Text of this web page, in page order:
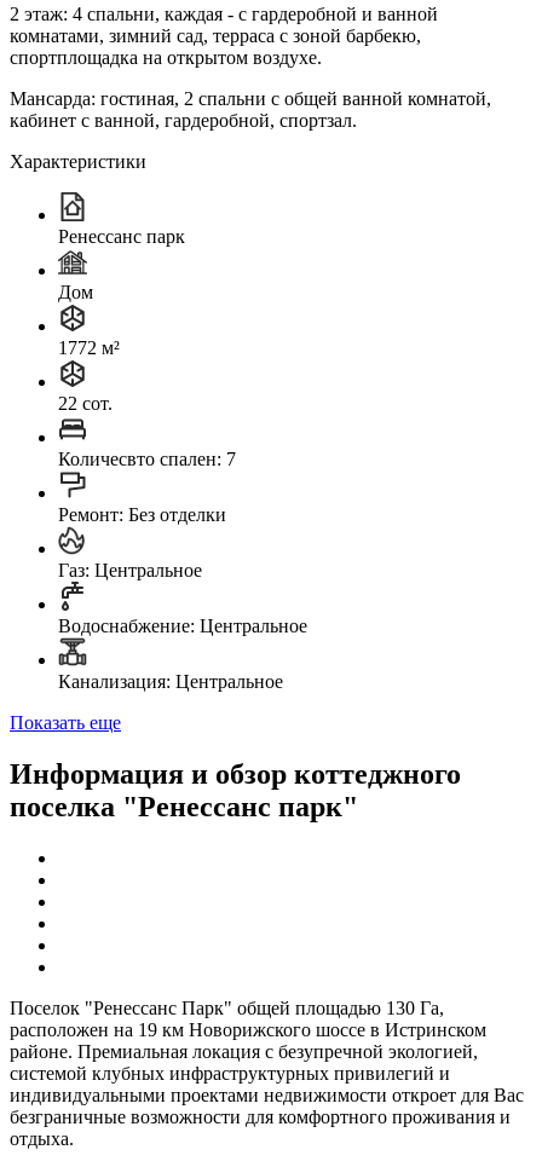
2 этаж: 4 спальни, каждая - с гардеробной и ванной
комнатами, зимний сад, терраса с зоной барбекю,
спортплощадка на открытом воздухе.
Мансарда: гостиная, 2 спальни с общей ванной комнатой,
кабинет с ванной, гардеробной, спортзал.
Характеристики
Ренессанс парк
Дом
1772 м²
22 сот.
Количесвто спален: 7
Ремонт: Без отделки
Газ: Центральное
Водоснабжение: Центральное
Канализация: Центральное
Показать еще
Информация и обзор коттеджного
поселка "Ренессанс парк"
Поселок "Ренессанс Парк" общей площадью 130 Га,
расположен на 19 км Новорижского шоссе в Истринском
районе. Премиальная локация с безупречной экологией,
системой клубных инфраструктурных привилегий и
индивидуальными проектами недвижимости откроет для Вас
безграничные возможности для комфортного проживания и
отдыха.